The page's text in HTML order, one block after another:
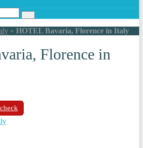
» HOTEL Bavaria, Florence in Italy
Florence in